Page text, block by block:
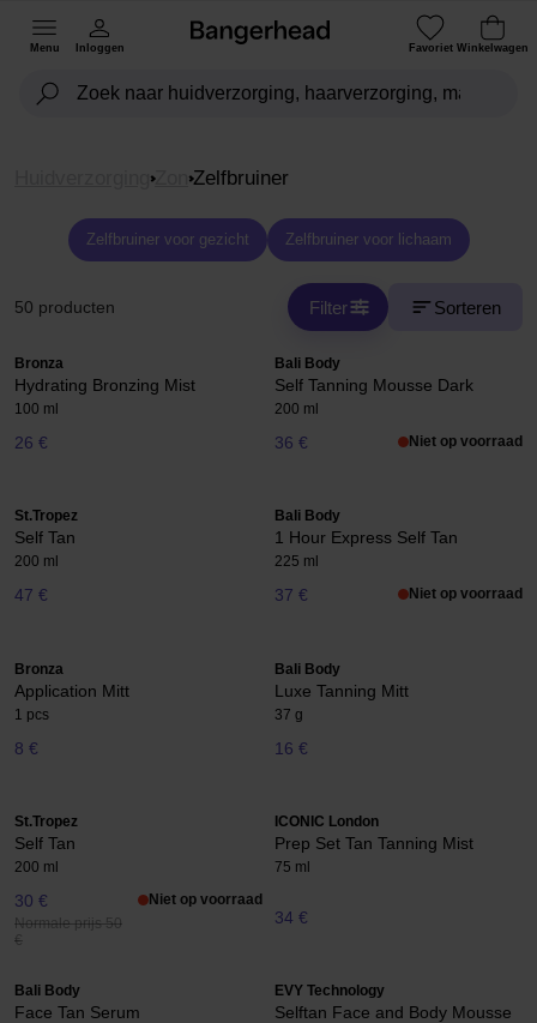
Menu Inloggen Favoriet Winkelwagen
Zon Zelfbruiner
Zelfbruiner voor gezicht Zelfbruiner voor lichaam
50 producten Filter Sorteren
Bronza
Hydrating Bronzing Mist
100 ml
26 €
Bali Body
Self Tanning Mousse Dark
200 ml
36 € Niet op voorraad
St.Tropez
Self Tan
200 ml
47 €
Bali Body
1 Hour Express Self Tan
225 ml
37 € Niet op voorraad
Bronza
Application Mitt
1 pcs
8 €
Bali Body
Luxe Tanning Mitt
37 g
16 €
St.Tropez
Self Tan
200 ml
30 €
Normale prijs 50
€
Niet op voorraad
ICONIC London
Prep Set Tan Tanning Mist
75 ml
34 €
Bali Body
Face Tan Serum
EVY Technology
Selftan Face and Body Mousse